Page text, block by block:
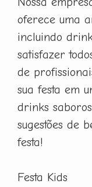
oferece uma
incluindo
satisfazer
de
sua festa em
drinks
sugestões de
festa!
Festa Kids